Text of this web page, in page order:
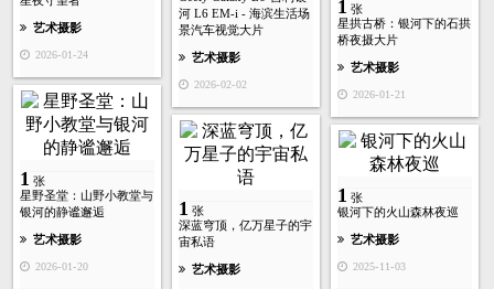
河 L6 EM-i - 海滨生活场
景汽车视觉大片
艺术摄影
2026-02-02
艺术摄影
2026-01-24
1 张
星拱古桥：银河下的石拱
桥夜摄大片
艺术摄影
2026-01-21
1 张
星野圣堂：山野小教堂与
银河的静谧邂逅
艺术摄影
2026-01-20
1 张
深蓝穹顶，亿万星子的宇
宙私语
艺术摄影
1 张
银河下的火山森林夜巡
艺术摄影
2025-11-03